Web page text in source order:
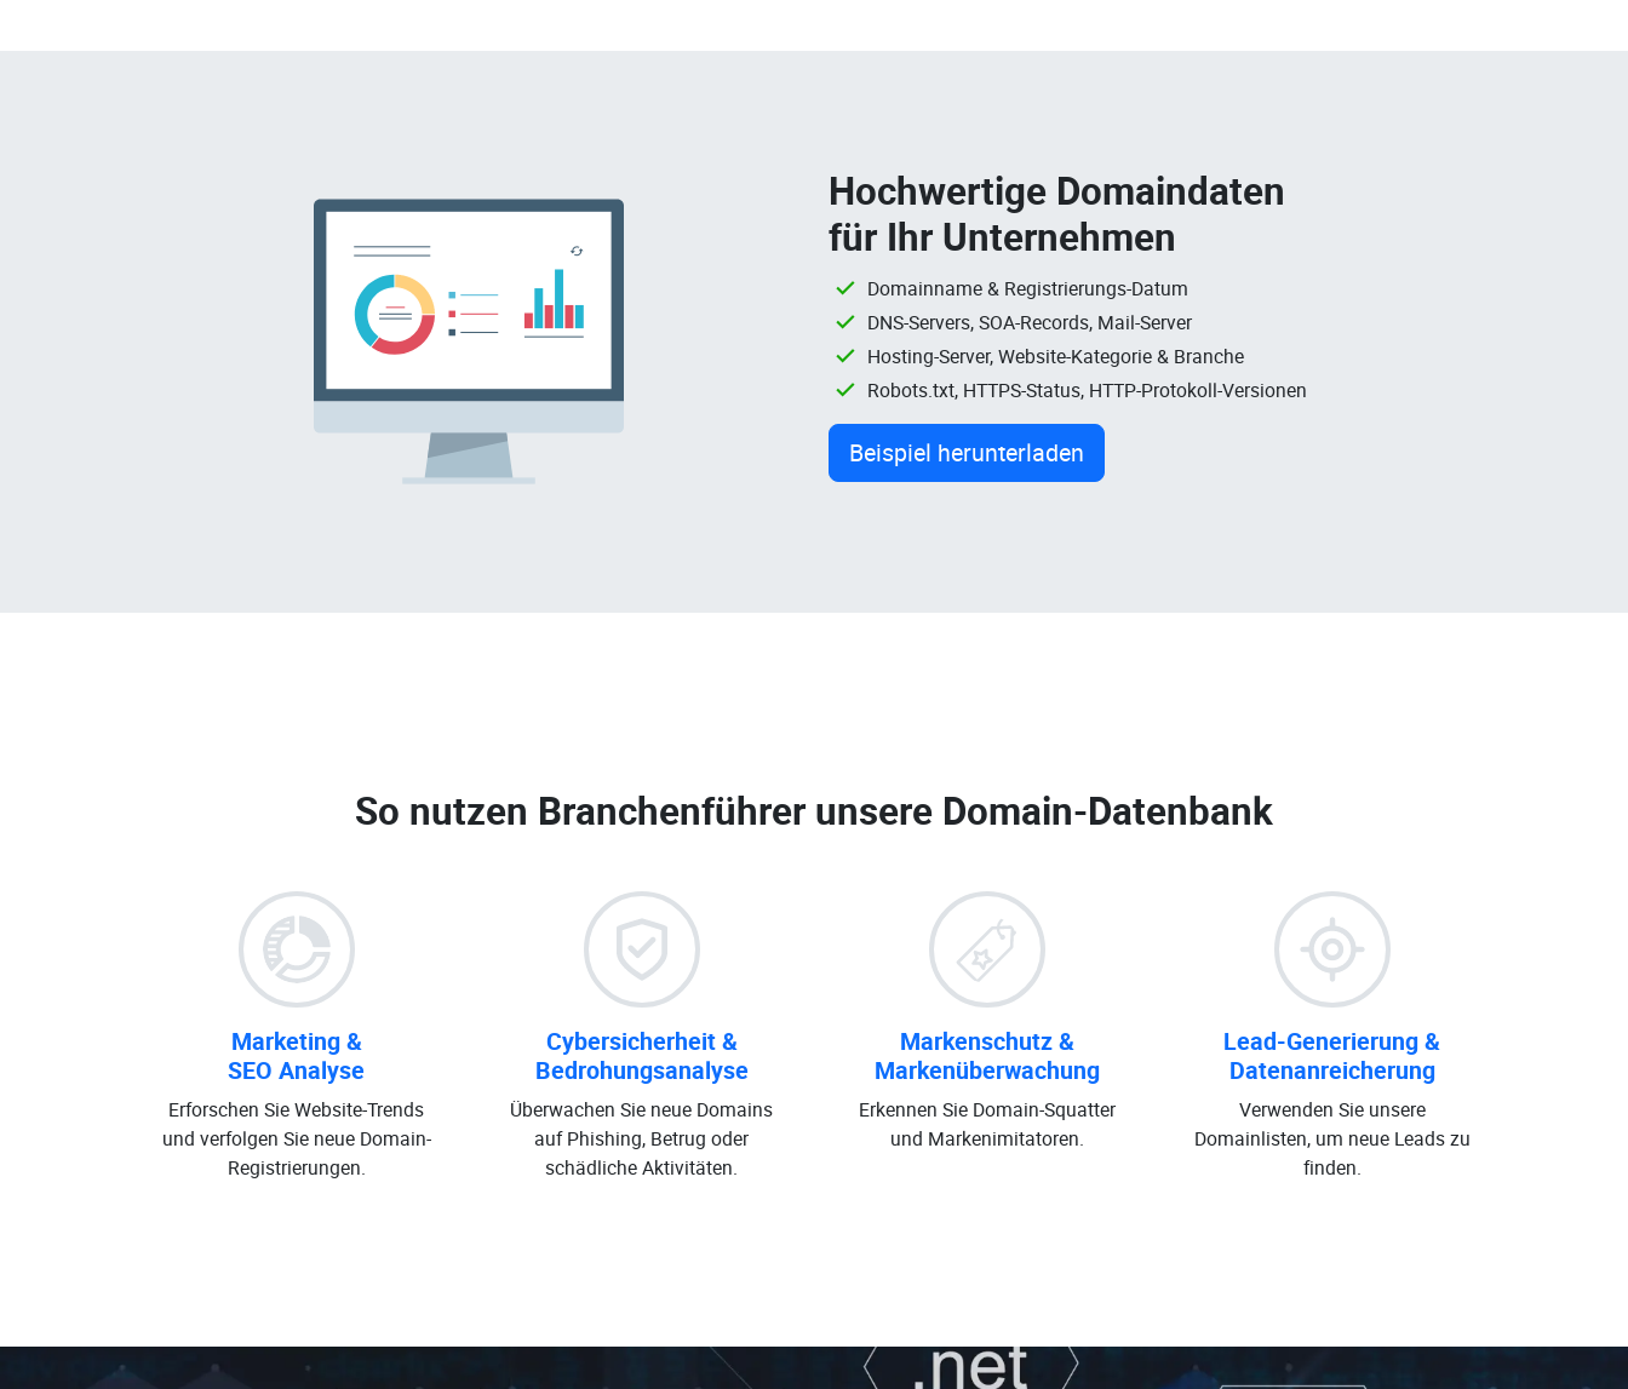
Hochwertige Domaindaten
für Ihr Unternehmen
Domainname & Registrierungs-Datum
DNS-Servers, SOA-Records, Mail-Server
Hosting-Server, Website-Kategorie & Branche
Robots.txt, HTTPS-Status, HTTP-Protokoll-Versionen
Beispiel herunterladen
So nutzen Branchenführer unsere Domain-Datenbank
Marketing &
SEO Analyse
Erforschen Sie Website-Trends
und verfolgen Sie neue Domain-
Registrierungen.
Cybersicherheit &
Bedrohungsanalyse
Überwachen Sie neue Domains
auf Phishing, Betrug oder
schädliche Aktivitäten.
Markenschutz &
Markenüberwachung
Erkennen Sie Domain-Squatter
und Markenimitatoren.
Lead-Generierung &
Datenanreicherung
Verwenden Sie unsere
Domainlisten, um neue Leads zu
finden.